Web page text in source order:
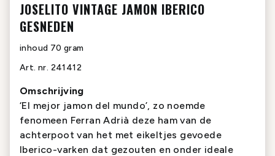
JOSELITO VINTAGE JAMON IBERICO
GESNEDEN
inhoud 70 gram
Art. nr. 241412
Omschrijving
‘El mejor jamon del mundo’, zo noemde
fenomeen Ferran Adrià deze ham van de
achterpoot van het met eikeltjes gevoede
Iberico-varken dat gezouten en onder ideale